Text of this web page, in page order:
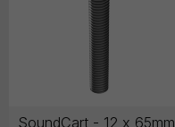
SoundCart - 12 x 65mm